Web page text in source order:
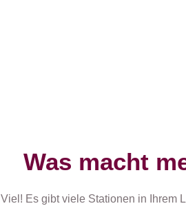
Was macht
Viel! Es gibt viele Stationen in Ihrem